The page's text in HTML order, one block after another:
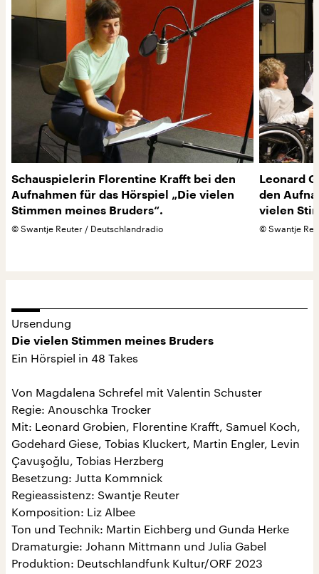
Schauspielerin Florentine Krafft bei den
Aufnahmen für das Hörspiel „Die vielen
Stimmen meines Bruders“.
© Swantje Reuter / Deutschlandradio
Leonard
den
vielen
© Swantje
Ursendung
Die vielen Stimmen meines Bruders
Ein Hörspiel in 48 Takes
Von Magdalena Schrefel mit Valentin Schuster
Regie: Anouschka Trocker
Mit: Leonard Grobien, Florentine Krafft, Samuel Koch,
Godehard Giese, Tobias Kluckert, Martin Engler, Levin
Çavuşoğlu, Tobias Herzberg
Besetzung: Jutta Kommnick
Regieassistenz: Swantje Reuter
Komposition: Liz Albee
Ton und Technik: Martin Eichberg und Gunda Herke
Dramaturgie: Johann Mittmann und Julia Gabel
Produktion: Deutschlandfunk Kultur/ORF 2023